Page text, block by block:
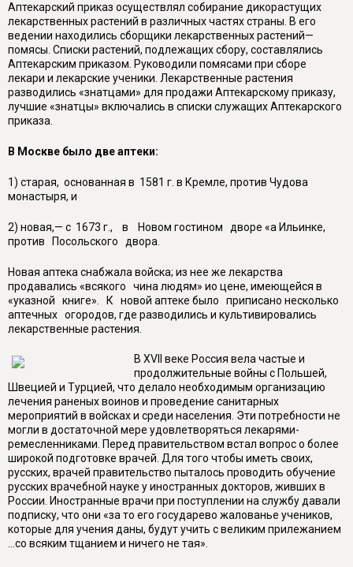
Аптекарский приказ осуществлял собирание дикорастущих
лекарственных растений в различных частях страны. В его
ведении находились сборщики лекарственных растений—
помясы. Списки растений, подлежащих сбору, составлялись
Аптекарским приказом. Руководили помясами при сборе
лекари и лекарские ученики. Лекарственные растения
разводились «знатцами» для продажи Аптекарскому приказу,
лучшие «знатцы» включались в списки служащих Аптекарского
приказа.
В Москве было две аптеки:
1) старая, основанная в 1581 г. в Кремле, против Чудова
монастыря, и
2) новая,— с 1673 г., в Новом гостином дворе «а Ильинке,
против Посольского двора.
Новая аптека снабжала войска; из нее же лекарства
продавались «всякого чина людям» ио цене, имеющейся в
«указной книге». К новой аптеке было приписано несколько
аптечных огородов, где разводились и культивировались
лекарственные растения.
В XVII веке Россия вела частые и
продолжительные войны с Польшей,
Швецией и Турцией, что делало необходимым организацию
лечения раненых воинов и проведение санитарных
мероприятий в войсках и среди населения. Эти потребности не
могли в достаточной мере удовлетворяться лекарями-
ремесленниками. Перед правительством встал вопрос о более
широкой подготовке врачей. Для того чтобы иметь своих,
русских, врачей правительство пыталось проводить обучение
русских врачебной науке у иностранных докторов, живших в
России. Иностранные врачи при поступлении на службу давали
подписку, что они «за то его государево жалованье учеников,
которые для учения даны, будут учить с великим прилежанием
...со всяким тщанием и ничего не тая».